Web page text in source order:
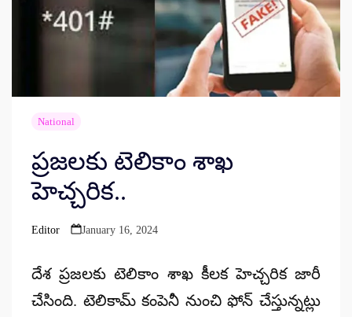
National
ప్రజలకు టెలికాం శాఖ
హెచ్చరిక..
Posted
Editor January 16, 2024
దేశ ప్రజలకు టెలికాం శాఖ కీలక హెచ్చరిక జారీ
చేసింది. టెలికామ్ కంపెనీ నుంచి ఫోన్ చేస్తున్నట్లు